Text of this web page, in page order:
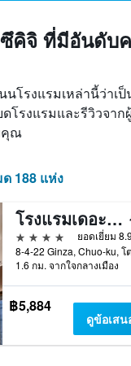
คิจิ ที่มีอันดับ
นโรงแรมเหล่านี้ว่า
โรงแรมและรีวิวจา
คุณ
188 แห่ง
โรงแรมเดอะ เซเลสทีน กินซ่า
4 ดาว
ยอดเยี่ยม 8.9
1.6 กม. จากใจกลางเมือง
฿5,884
ดูข้อเสน